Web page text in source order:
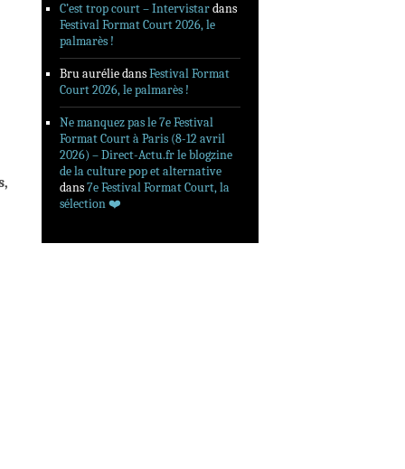
C’est trop court – Intervistardans
Festival Format Court 2026, le
palmarès !
Bru auréliedansFestival Format
Court 2026, le palmarès !
Ne manquez pas le 7e Festival
Format Court à Paris (8-12 avril
2026) – Direct-Actu.fr le blogzine
de la culture pop et alternative
dans7e Festival Format Court, la
sélection ❤️‍